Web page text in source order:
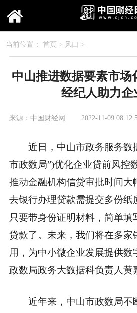
当前位置： 首页 > 风口 >
中山推进数据要素市场
经纪人助力企
来源：中国财经网 2022-11-09
近日，中山市政务服务数
市政数局”)优化企业贷前风控
推动金融机构信贷审批时间大
去银行办理贷款需提交多份纸
只要带身份证明材料，简单
贷款了。未来，我们将在多家
用，为中小微企业发展提供数
政数局政务大数据科负责人黄
近年来，中山市政数局不